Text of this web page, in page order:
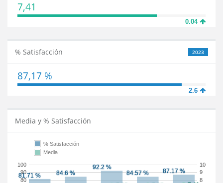
7,41
0.04
2023
% Satisfacción
87,17 %
2.6
Media y % Satisfacción
80
90
100
8
9
10
% Satisfacción
Media